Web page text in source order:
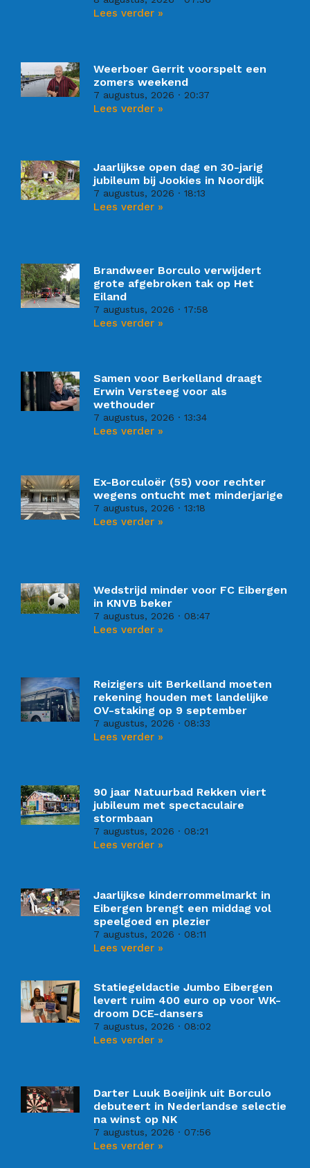
Lees verder »
Weerboer Gerrit voorspelt een
zomers weekend
7 augustus, 2026 20:37
Lees verder »
Jaarlijkse open dag en 30-jarig
jubileum bij Jookies in Noordijk
7 augustus, 2026 18:13
Lees verder »
Brandweer Borculo verwijdert
grote afgebroken tak op Het
Eiland
7 augustus, 2026 17:58
Lees verder »
Samen voor Berkelland draagt
Erwin Versteeg voor als
wethouder
7 augustus, 2026 13:34
Lees verder »
Ex-Borculoër (55) voor rechter
wegens ontucht met minderjarige
7 augustus, 2026 13:18
Lees verder »
Wedstrijd minder voor FC Eibergen
in KNVB beker
7 augustus, 2026 08:47
Lees verder »
Reizigers uit Berkelland moeten
rekening houden met landelijke
OV-staking op 9 september
7 augustus, 2026 08:33
Lees verder »
90 jaar Natuurbad Rekken viert
jubileum met spectaculaire
stormbaan
7 augustus, 2026 08:21
Lees verder »
Jaarlijkse kinderrommelmarkt in
Eibergen brengt een middag vol
speelgoed en plezier
7 augustus, 2026 08:11
Lees verder »
Statiegeldactie Jumbo Eibergen
levert ruim 400 euro op voor WK-
droom DCE-dansers
7 augustus, 2026 08:02
Lees verder »
Darter Luuk Boeijink uit Borculo
debuteert in Nederlandse selectie
na winst op NK
7 augustus, 2026 07:56
Lees verder »